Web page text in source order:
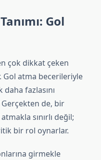
Gol
çok dikkat çeken
atma becerileriyle
fazlasını
de, bir
sınırlı değil;
bir rol oynarlar.
girmekle